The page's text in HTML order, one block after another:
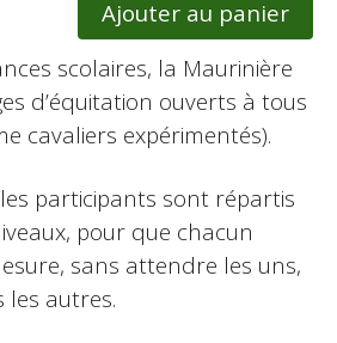
Ajouter au panier
scolaires, la Maurinière
d’équitation ouverts à tous
cavaliers expérimentés).
participants sont répartis
pour que chacun
sans attendre les uns,
les autres.